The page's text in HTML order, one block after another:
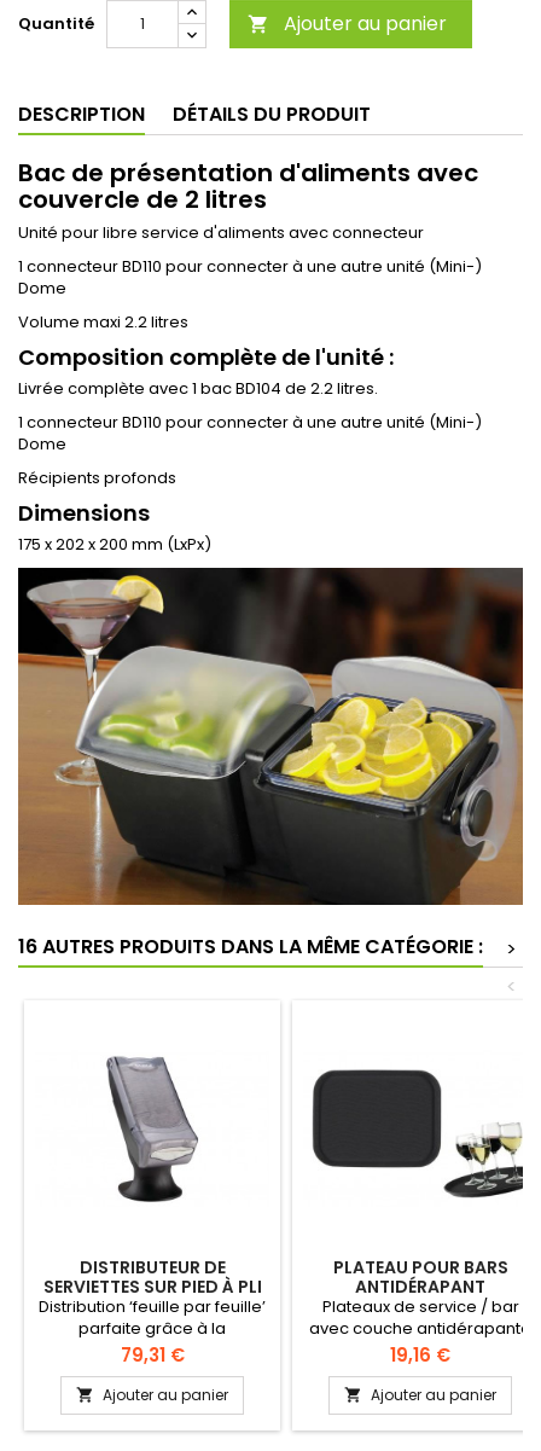
Quantité  Ajouter au panier
DESCRIPTION DÉTAILS DU PRODUIT
Bac de présentation d'aliments avec
couvercle de 2 litres
Unité pour libre service d'aliments avec connecteur
1 connecteur BD110 pour connecter à une autre unité (Mini-)
Dome
Volume maxi 2.2 litres
Composition complète de l'unité :
Livrée complète avec 1 bac BD104 de 2.2 litres.
1 connecteur BD110 pour connecter à une autre unité (Mini-)
Dome
Récipients profonds
Dimensions
175 x 202 x 200 mm (LxPx)
16 AUTRES PRODUITS DANS LA MÊME CATÉGORIE :
>
<
DISTRIBUTEUR DE
SERVIETTES SUR PIED À PLI
MINI
Distribution ‘feuille par feuille’
parfaite grâce à la
conception des distributeurs:
moins de perte de serviettes
! Le boîtier transparent
présente parfaitement le
nombre de serviettes
Prix
79,31 €
 Ajouter au panier
PLATEAU POUR BARS
ANTIDÉRAPANT
RECTANGULAIRE
Plateaux de service / bar
avec couche antidérapante
caoutchoutée La couche
évite aux verres et aux tasses
de glisser, même en milieu
humide Emploi universel:
café, bar, restaurant,
Prix
19,16 €
 Ajouter au panier